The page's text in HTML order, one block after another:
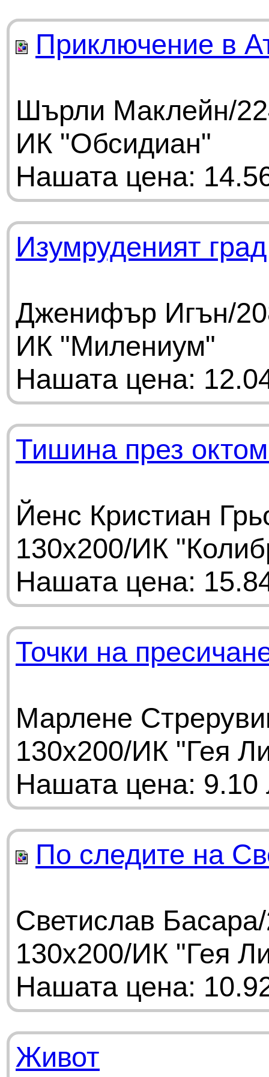
Приключение в
Шърли Маклейн/
ИК "Обсидиан"
Нашата цена:
Изумруденият
Дженифър Игън/
ИК "Милениум"
Нашата цена:
Тишина през
Йенс Кристиан
130х200/ИК
Нашата цена:
Точки на
Марлене
130х200/ИК "Гея
Нашата цена: 9.10
По следите на
Светислав
130х200/ИК "Гея
Нашата цена:
Живот